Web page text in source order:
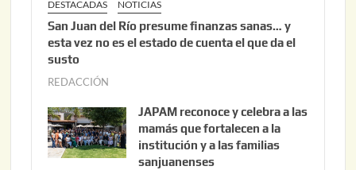
DESTACADAS NOTICIAS
San Juan del Río presume finanzas sanas… y
esta vez no es el estado de cuenta el que da el
susto
REDACCIÓN
o
s
t
JAPAM reconoce y celebra a las
mamás que fortalecen a la
institución y a las familias
sanjuanenses